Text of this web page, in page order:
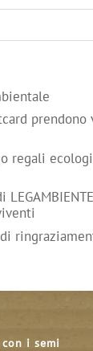
prendono
regali
i semi